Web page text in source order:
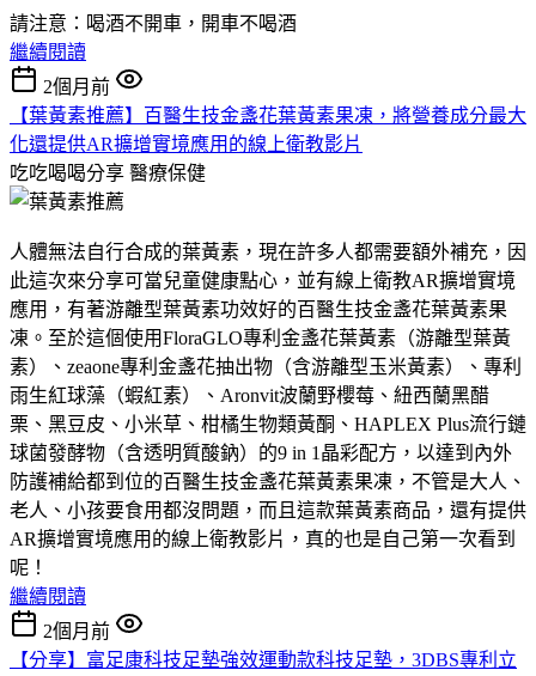
請注意：喝酒不開車，開車不喝酒
繼續閱讀
2個月前
【葉黃素推薦】百醫生技金盞花葉黃素果凍，將營養成分最大
化還提供AR擴增實境應用的線上衛教影片
吃吃喝喝分享 醫療保健
人體無法自行合成的葉黃素，現在許多人都需要額外補充，因
此這次來分享可當兒童健康點心，並有線上衛教AR擴增實境
應用，有著游離型葉黃素功效好的百醫生技金盞花葉黃素果
凍。至於這個使用FloraGLO專利金盞花葉黃素（游離型葉黃
素）、zeaone專利金盞花抽出物（含游離型玉米黃素）、專利
雨生紅球藻（蝦紅素）、Aronvit波蘭野櫻莓、紐西蘭黑醋
栗、黑豆皮、小米草、柑橘生物類黃酮、HAPLEX Plus流行鏈
球菌發酵物（含透明質酸鈉）的9 in 1晶彩配方，以達到內外
防護補給都到位的百醫生技金盞花葉黃素果凍，不管是大人、
老人、小孩要食用都沒問題，而且這款葉黃素商品，還有提供
AR擴增實境應用的線上衛教影片，真的也是自己第一次看到
呢！
繼續閱讀
2個月前
【分享】富足康科技足墊強效運動款科技足墊，3DBS專利立